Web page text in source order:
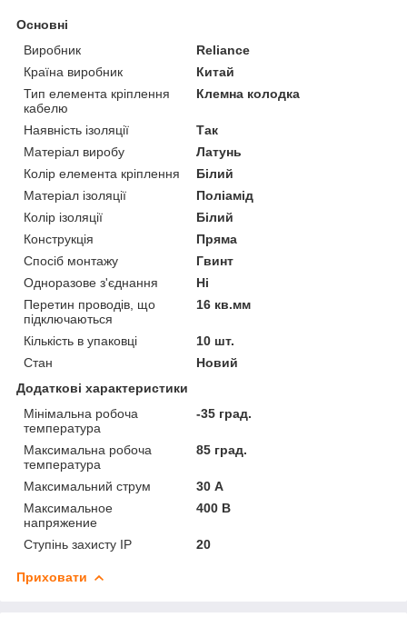
Основні
Виробник
Reliance
Країна виробник
Китай
Тип елемента кріплення
кабелю
Клемна колодка
Наявність ізоляції
Так
Матеріал виробу
Латунь
Колір елемента кріплення
Білий
Матеріал ізоляції
Поліамід
Колір ізоляції
Білий
Конструкція
Пряма
Спосіб монтажу
Гвинт
Одноразове з'єднання
Ні
Перетин проводів, що
підключаються
16 кв.мм
Кількість в упаковці
10 шт.
Стан
Новий
Додаткові характеристики
Мінімальна робоча
температура
-35 град.
Максимальна робоча
температура
85 град.
Максимальний струм
30 А
Максимальное
напряжение
400 В
Ступінь захисту IP 20
Приховати